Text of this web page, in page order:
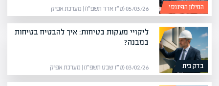
המילון הפיננסי 05/03/26 (ט״ז אדר תשפ״ו) | מערכת אפיק
בדק בית
ליקויי מעקות בטיחות: איך להבטיח בטיחות
במבנה?
03/02/26 (ט״ז שבט תשפ״ו) | מערכת אפיק